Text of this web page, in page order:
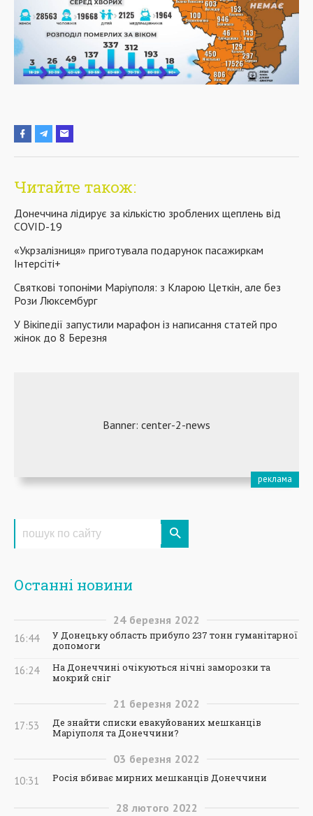
Читайте також:
Донеччина лідирує за кількістю зроблених щеплень від
COVID-19
«Укрзалізниця» приготувала подарунок пасажиркам
Інтерсіті+
Святкові топоніми Маріуполя: з Кларою Цеткін, але без
Рози Люксембург
У Вікіпедії запустили марафон із написання статей про
жінок до 8 Березня
Останні новини
24 березня 2022
16:44
У Донецьку область прибуло 237 тонн гуманітарної
допомоги
16:24
На Донеччині очікуються нічні заморозки та
мокрий сніг
21 березня 2022
17:53
Де знайти списки евакуйованих мешканців
Маріуполя та Донеччини?
03 березня 2022
10:31 Росія вбиває мирних мешканців Донеччини
28 лютого 2022